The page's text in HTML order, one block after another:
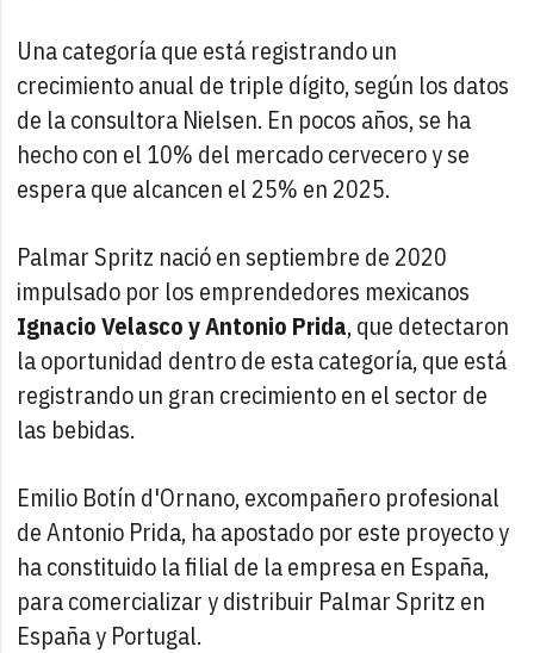
Una categoría que está registrando un
crecimiento anual de triple dígito, según los datos
de la consultora Nielsen. En pocos años, se ha
hecho con el 10% del mercado cervecero y se
espera que alcancen el 25% en 2025.
Palmar Spritz nació en septiembre de 2020
impulsado por los emprendedores mexicanos
Ignacio Velasco y Antonio Prida, que detectaron
la oportunidad dentro de esta categoría, que está
registrando un gran crecimiento en el sector de
las bebidas.
Emilio Botín d'Ornano, excompañero profesional
de Antonio Prida, ha apostado por este proyecto y
ha constituido la filial de la empresa en España,
para comercializar y distribuir Palmar Spritz en
España y Portugal.